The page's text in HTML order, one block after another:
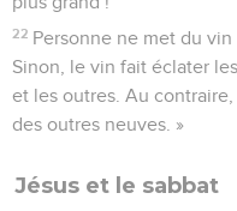
22 Personne ne met du
Sinon, le vin fait éclater
et les outres. Au
des outres neuves. »
Jésus et le sabbat